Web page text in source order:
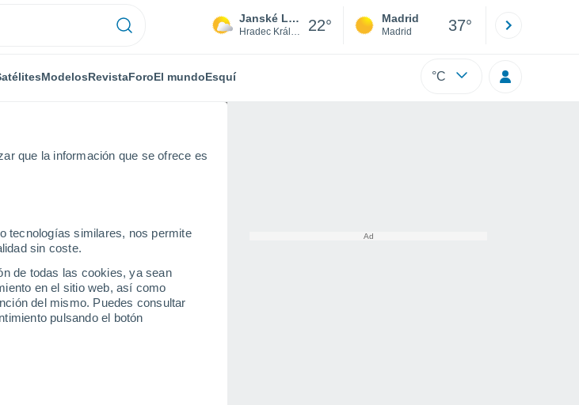
que la información que se ofrece es
tecnologías similares, nos permite
sin coste.
de todas las cookies, ya sean
en el sitio web, así como
del mismo. Puedes consultar
pulsando el botón
Janské Lázne
Hradec Králové 22° Madrid
Madrid 37°
ModelosRevistaForoEl mundoEsquí °C
Mañana
9 Ago
Lunes
10 Ago